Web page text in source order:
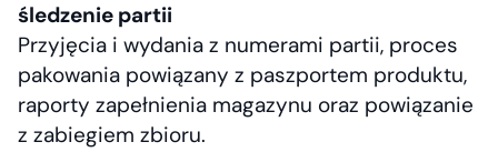
śledzenie partii
Przyjęcia i wydania z numerami partii, proces
pakowania powiązany z paszportem produktu,
raporty zapełnienia magazynu oraz powiązanie
z zabiegiem zbioru.